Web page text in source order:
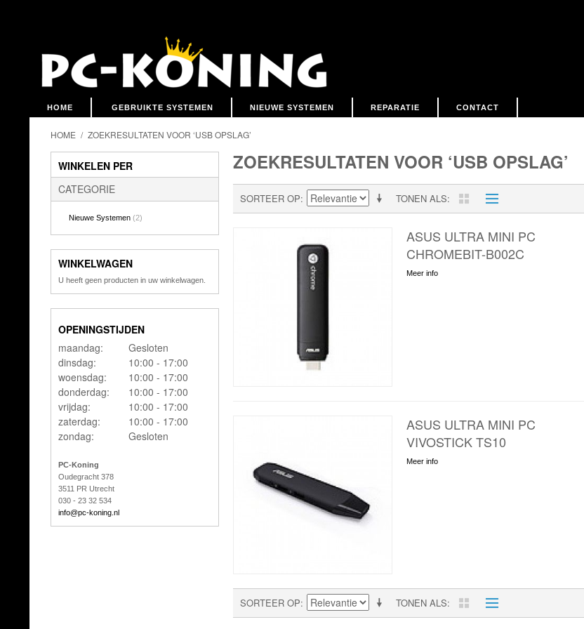
HOME GEBRUIKTE SYSTEMEN NIEUWE SYSTEMEN REPARATIE CONTACT
HOME / ZOEKRESULTATEN VOOR ‘USB OPSLAG’
WINKELEN PER
CATEGORIE
Nieuwe Systemen (2)
ZOEKRESULTATEN VOOR ‘USB OPSLAG’
TONEN ALS
SORTEER OP
ASUS ULTRA MINI PC
CHROMEBIT-B002C
Meer info
ASUS ULTRA MINI PC
VIVOSTICK TS10
Meer info
TONEN ALS
SORTEER OP
WINKELWAGEN
U heeft geen producten in uw winkelwagen.
OPENINGSTIJDEN
maandag:
dinsdag:
woensdag:
donderdag:
vrijdag:
zaterdag:
zondag:
Gesloten
10:00 - 17:00
10:00 - 17:00
10:00 - 17:00
10:00 - 17:00
10:00 - 17:00
Gesloten
PC-Koning
Oudegracht 378
3511 PR Utrecht
030 - 23 32 534
info@pc-koning.nl